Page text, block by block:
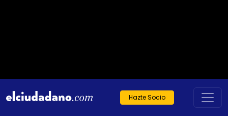
Hazte Socio